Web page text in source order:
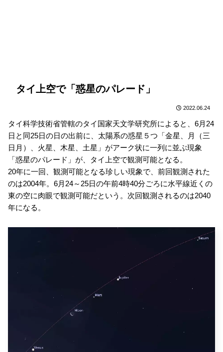
タイ上空で「惑星のパレード」
2022.06.24
タイ科学技術省管轄のタイ国家天文学研究所によると、6月24
日と同25日の日の出前に、太陽系の惑星５つ「金星、月（三
日月）、火星、木星、土星」がアーク状に一列に並ぶ現象
「惑星のパレード」が、タイ上空で観測可能となる。
20年に一回、観測可能となる珍しい現象で、前回観測された
のは2004年。6月24～25日の午前4時40分ごろに水平線近くの
東の空に肉眼で観測可能だという。次回観測されるのは2040
年になる。